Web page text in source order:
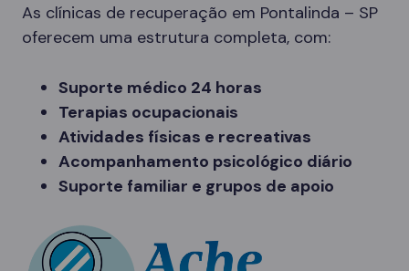
As clínicas de recuperação em Pontalinda – SP
oferecem uma estrutura completa, com:
Suporte médico 24 horas
Terapias ocupacionais
Atividades físicas e recreativas
Acompanhamento psicológico diário
Suporte familiar e grupos de apoio